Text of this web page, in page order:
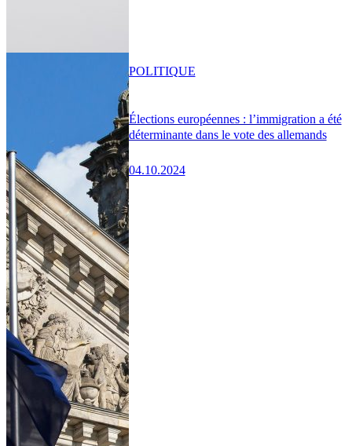
Élections européennes : l’immigration a été
déterminante dans le vote des allemands
04.10.2024
POLITIQUE